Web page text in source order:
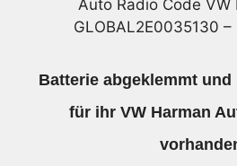
Auto Radio Code VW
GLOBAL2E0035130
Batterie abgeklemmt
für ihr VW Harman